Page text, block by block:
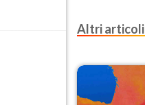
Altri articoli